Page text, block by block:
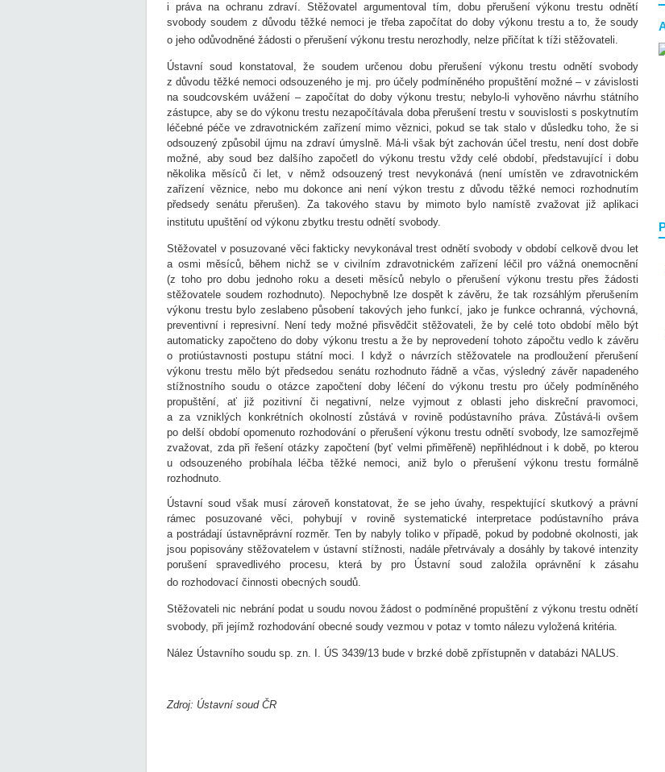
i práva na ochranu zdraví. Stěžovatel argumentoval tím, dobu přerušení výkonu trestu odnětí
svobody soudem z důvodu těžké nemoci je třeba započítat do doby výkonu trestu a to, že soudy
o jeho odůvodněné žádosti o přerušení výkonu trestu nerozhodly, nelze přičítat k tíži stěžovateli.
Ústavní soud konstatoval, že soudem určenou dobu přerušení výkonu trestu odnětí svobody
z důvodu těžké nemoci odsouzeného je mj. pro účely podmíněného propuštění možné – v závislosti
na soudcovském uvážení – započítat do doby výkonu trestu; nebylo-li vyhověno návrhu státního
zástupce, aby se do výkonu trestu nezapočítávala doba přerušení trestu v souvislosti s poskytnutím
léčebné péče ve zdravotnickém zařízení mimo věznici, pokud se tak stalo v důsledku toho, že si
odsouzený způsobil újmu na zdraví úmyslně. Má-li však být zachován účel trestu, není dost dobře
možné, aby soud bez dalšího započetl do výkonu trestu vždy celé období, představující i dobu
několika měsíců či let, v němž odsouzený trest nevykonává (není umístěn ve zdravotnickém
zařízení věznice, nebo mu dokonce ani není výkon trestu z důvodu těžké nemoci rozhodnutím
předsedy senátu přerušen). Za takového stavu by mimoto bylo namístě zvažovat již aplikaci
institutu upuštění od výkonu zbytku trestu odnětí svobody.
Stěžovatel v posuzované věci fakticky nevykonával trest odnětí svobody v období celkově dvou let
a osmi měsíců, během nichž se v civilním zdravotnickém zařízení léčil pro vážná onemocnění
(z toho pro dobu jednoho roku a deseti měsíců nebylo o přerušení výkonu trestu přes žádosti
stěžovatele soudem rozhodnuto). Nepochybně lze dospět k závěru, že tak rozsáhlým přerušením
výkonu trestu bylo zeslabeno působení takových jeho funkcí, jako je funkce ochranná, výchovná,
preventivní i represivní. Není tedy možné přisvědčit stěžovateli, že by celé toto období mělo být
automaticky započteno do doby výkonu trestu a že by neprovedení tohoto zápočtu vedlo k závěru
o protiústavnosti postupu státní moci. I když o návrzích stěžovatele na prodloužení přerušení
výkonu trestu mělo být předsedou senátu rozhodnuto řádně a včas, výsledný závěr napadeného
stížnostního soudu o otázce započtení doby léčení do výkonu trestu pro účely podmíněného
propuštění, ať již pozitivní či negativní, nelze vyjmout z oblasti jeho diskreční pravomoci,
a za vzniklých konkrétních okolností zůstává v rovině podústavního práva. Zůstává-li ovšem
po delší období opomenuto rozhodování o přerušení výkonu trestu odnětí svobody, lze samozřejmě
zvažovat, zda při řešení otázky započtení (byť velmi přiměřeně) nepřihlédnout i k době, po kterou
u odsouzeného probíhala léčba těžké nemoci, aniž bylo o přerušení výkonu trestu formálně
rozhodnuto.
Ústavní soud však musí zároveň konstatovat, že se jeho úvahy, respektující skutkový a právní
rámec posuzované věci, pohybují v rovině systematické interpretace podústavního práva
a postrádají ústavněprávní rozměr. Ten by nabyly toliko v případě, pokud by podobné okolnosti, jak
jsou popisovány stěžovatelem v ústavní stížnosti, nadále přetrvávaly a dosáhly by takové intenzity
porušení spravedlivého procesu, která by pro Ústavní soud založila oprávnění k zásahu
do rozhodovací činnosti obecných soudů.
Stěžovateli nic nebrání podat u soudu novou žádost o podmíněné propuštění z výkonu trestu odnětí
svobody, při jejímž rozhodování obecné soudy vezmou v potaz v tomto nálezu vyložená kritéria.
Nález Ústavního soudu sp. zn. I. ÚS 3439/13 bude v brzké době zpřístupněn v databázi NALUS.
Zdroj: Ústavní soud ČR